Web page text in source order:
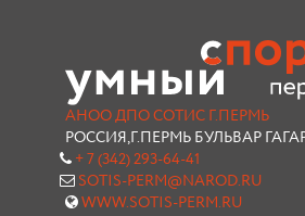
АНОО ДПО СОТИС Г.ПЕРМЬ
РОССИЯ,Г.ПЕРМЬ БУЛЬВАР
+ 7 (342) 293-64-41
SOTIS-PERM@NAROD.RU
WWW.SOTIS-PERM.RU